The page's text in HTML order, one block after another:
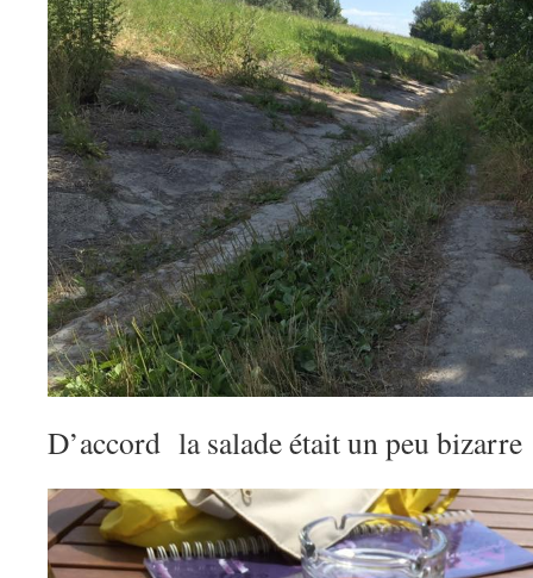
D’accord la salade était un peu bizarre